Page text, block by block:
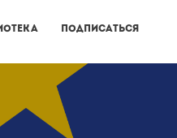
Подписаться